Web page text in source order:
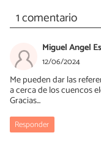
1 comentario
Miguel Angel
12/06/2024
Me pueden dar las
a cerca de los cuencos
Gracias...
Responder